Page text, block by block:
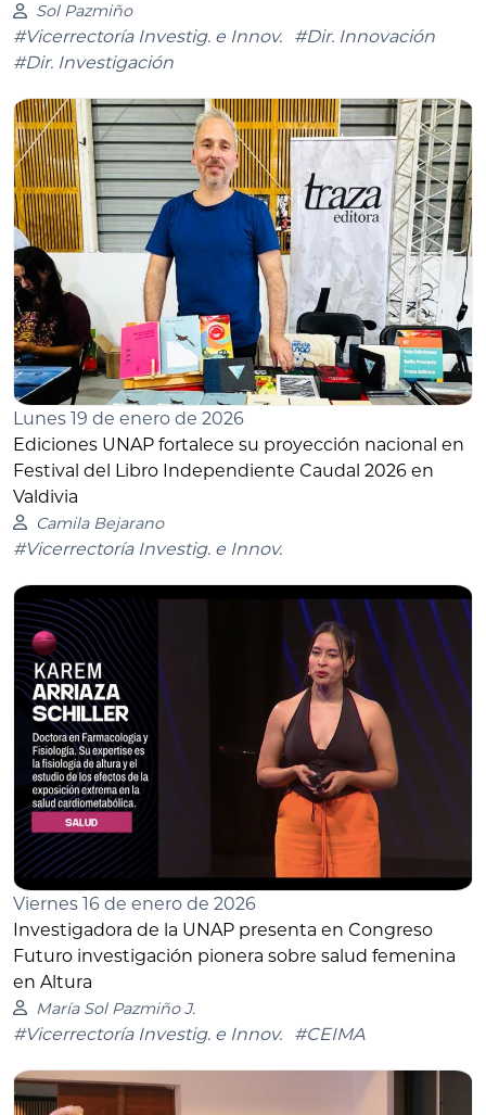
Sol Pazmiño
#Vicerrectoría Investig. e Innov.
#Dir. Innovación
#Dir. Investigación
Lunes 19 de enero de 2026
Ediciones UNAP fortalece su proyección nacional en
Festival del Libro Independiente Caudal 2026 en
Valdivia
Camila Bejarano
#Vicerrectoría Investig. e Innov.
Viernes 16 de enero de 2026
Investigadora de la UNAP presenta en Congreso
Futuro investigación pionera sobre salud femenina
en Altura
María Sol Pazmiño J.
#Vicerrectoría Investig. e Innov. #CEIMA